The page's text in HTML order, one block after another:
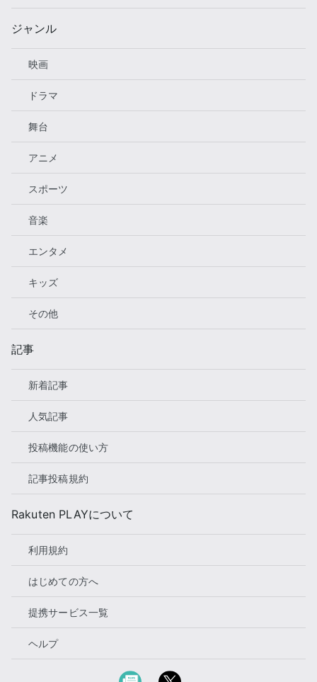
ジャンル
映画
ドラマ
舞台
アニメ
スポーツ
音楽
エンタメ
キッズ
その他
記事
新着記事
人気記事
投稿機能の使い方
記事投稿規約
Rakuten PLAYについて
利用規約
はじめての方へ
提携サービス一覧
ヘルプ